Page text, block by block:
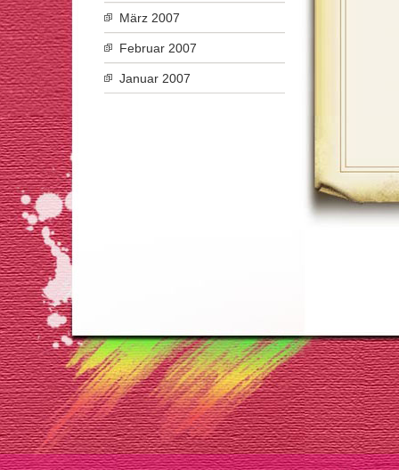
März 2007
Februar 2007
Januar 2007